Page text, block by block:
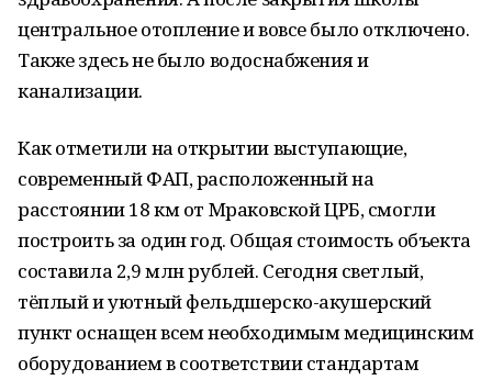
центральное отопление и вовсе было отключено.
Также здесь не было водоснабжения и
канализации.
Как отметили на открытии выступающие,
современный ФАП, расположенный на
расстоянии 18 км от Мраковской ЦРБ, смогли
построить за один год. Общая стоимость объекта
составила 2,9 млн рублей. Сегодня светлый,
тёплый и уютный фельдшерско-акушерский
пункт оснащен всем необходимым медицинским
оборудованием в соответствии стандартам